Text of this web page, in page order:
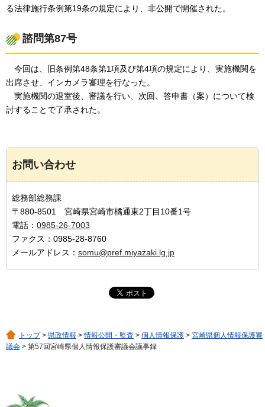
る法律施行条例第19条の規定により、非公開で開催された。
諮問第87号
今回は、
旧条例第48条第1項及び第4項の規定により、実施機関を
出席させ、インカメラ審理を行なった。
実施機関の退室後、審議を行い、次回、答申書（案）について検
討することで了承された。
お問い合わせ
総務部総務課
〒880-8501 宮崎県宮崎市橘通東2丁目10番1号
電話： 0985-26-7003
ファクス：0985-28-8760
メールアドレス： somu@pref.miyazaki.lg.jp
トップ> 県政情報 >情報公開・監査 > 個人情報保護 > 宮崎県個人情報保護審
議会 > 第57回宮崎県個人情報保護審議会議事録